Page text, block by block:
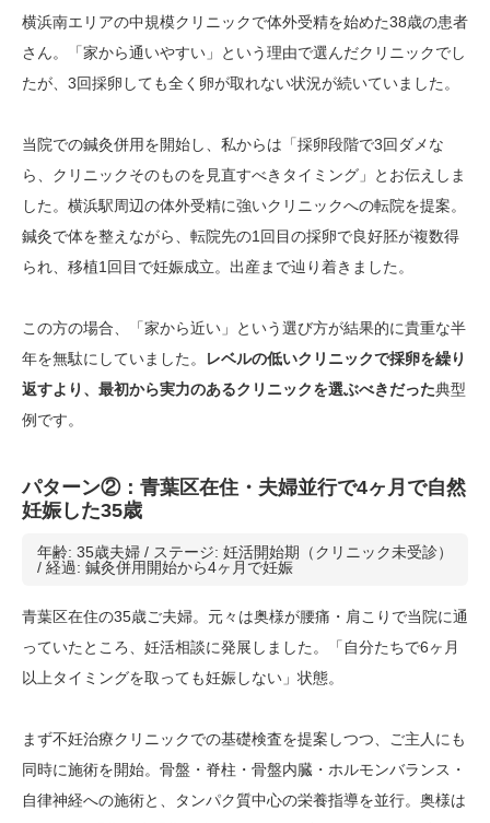
横浜南エリアの中規模クリニックで体外受精を始めた38歳の患者
さん。「家から通いやすい」という理由で選んだクリニックでし
たが、3回採卵しても全く卵が取れない状況が続いていました。
当院での鍼灸併用を開始し、私からは「採卵段階で3回ダメな
ら、クリニックそのものを見直すべきタイミング」とお伝えしま
した。横浜駅周辺の体外受精に強いクリニックへの転院を提案。
鍼灸で体を整えながら、転院先の1回目の採卵で良好胚が複数得
られ、移植1回目で妊娠成立。出産まで辿り着きました。
この方の場合、「家から近い」という選び方が結果的に貴重な半
年を無駄にしていました。
レベルの低いクリニックで採卵を繰り
返すより、最初から実力のあるクリニックを選ぶべきだった典型
例です。
パターン②：青葉区在住・夫婦並行で4ヶ月で自然
妊娠した35歳
年齢: 35歳夫婦 / ステージ: 妊活開始期（クリニック未受診）
/ 経過: 鍼灸併用開始から4ヶ月で妊娠
青葉区在住の35歳ご夫婦。元々は奥様が腰痛・肩こりで当院に通
っていたところ、妊活相談に発展しました。「自分たちで6ヶ月
以上タイミングを取っても妊娠しない」状態。
まず不妊治療クリニックでの基礎検査を提案しつつ、ご主人にも
同時に施術を開始。骨盤・脊柱・骨盤内臓・ホルモンバランス・
自律神経への施術と、タンパク質中心の栄養指導を並行。奥様は